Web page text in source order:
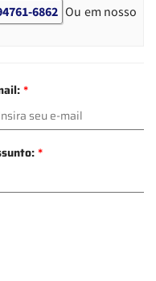
6862 Ou em nosso
*
*